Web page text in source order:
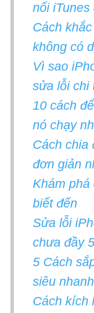
nối iTunes
Cách
không có
Vì sao
sửa lỗi chi
10 cách
nó chạy
Cách chia
đơn giản
Khám phá
biết đến
Sửa lỗi
chưa đầy
5 Cách
siêu
Cách kích